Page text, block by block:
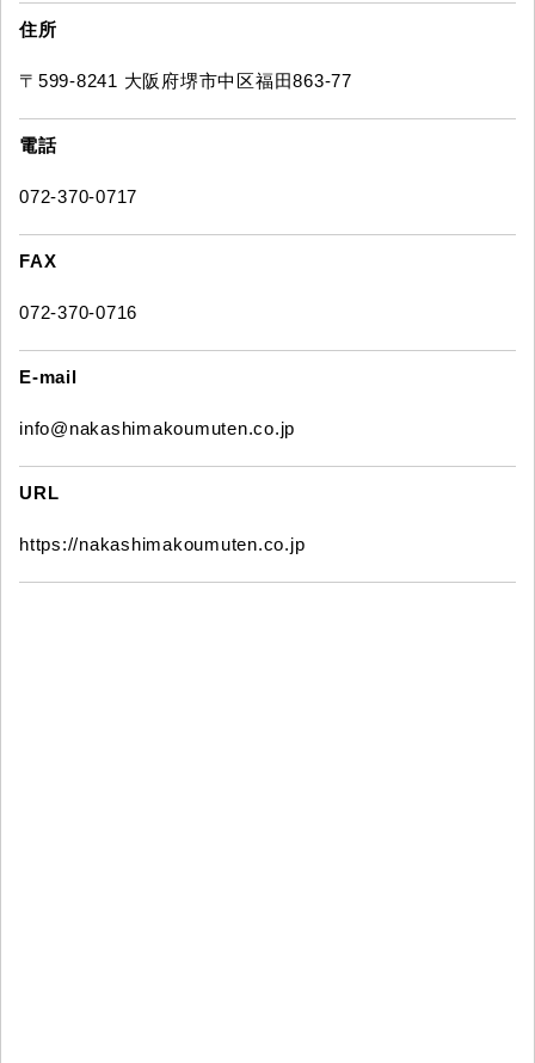
住所
〒599-8241 大阪府堺市中区福田863-77
電話
072-370-0717
FAX
072-370-0716
E-mail
info@nakashimakoumuten.co.jp
URL
https://nakashimakoumuten.co.jp